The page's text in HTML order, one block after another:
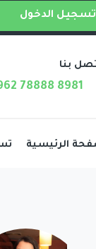
تسجيل الدخول
بنا
78888 8981
الرئيسية